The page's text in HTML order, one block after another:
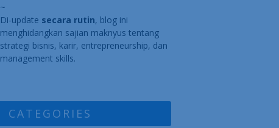
~
Di-update secara rutin, blog ini
menghidangkan sajian maknyus tentang
strategi bisnis, karir, entrepreneurship, dan
management skills.
CATEGORIES